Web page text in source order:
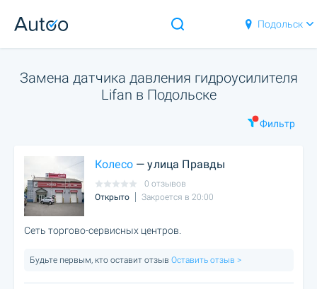
Подольск
Замена датчика давления гидроусилителя
Lifan в Подольске
Фильтр
Колесо— улица Правды
0 отзывов
Открыто
Закроется в 20:00
Сеть торгово-сервисных центров.
Будьте первым, кто оставит отзыв Оставить отзыв >